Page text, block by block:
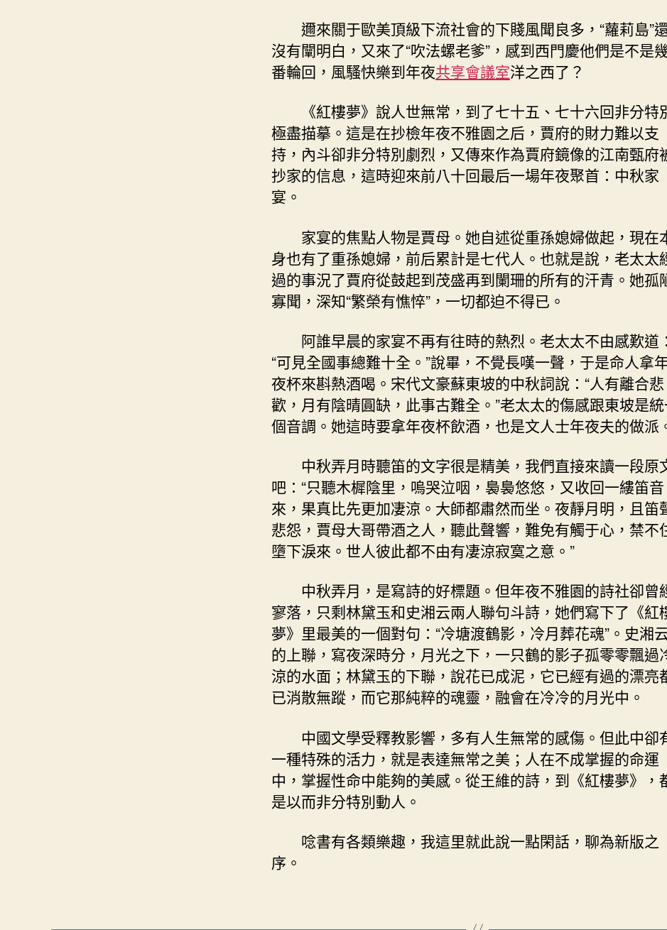
邇來關于歐美頂級下流社會的下賤風聞良多，“蘿莉島”
沒有闡明白，又來了“吹法螺老爹”，感到西門慶他們是不是
番輪回，風騷快樂到年夜共享會議室洋之西了？
《紅樓夢》說人世無常，到了七十五、七十六回非分特
極盡描摹。這是在抄檢年夜不雅園之后，賈府的財力難以支
持，內斗卻非分特別劇烈，又傳來作為賈府鏡像的江南甄府
抄家的信息，這時迎來前八十回最后一場年夜聚首：中秋家
宴。
家宴的焦點人物是賈母。她自述從重孫媳婦做起，現在
身也有了重孫媳婦，前后累計是七代人。也就是說，老太太
過的事況了賈府從鼓起到茂盛再到闌珊的所有的汗青。她孤
寡聞，深知“繁榮有憔悴”，一切都迫不得已。
阿誰早晨的家宴不再有往時的熱烈。老太太不由感歎道：
“可見全國事總難十全。”說畢，不覺長嘆一聲，于是命人拿
夜杯來斟熱酒喝。宋代文豪蘇東坡的中秋詞說：“人有離合悲
歡，月有陰晴圓缺，此事古難全。”老太太的傷感跟東坡是
個音調。她這時要拿年夜杯飲酒，也是文人士年夜夫的做派
中秋弄月時聽笛的文字很是精美，我們直接來讀一段原
吧：“只聽木樨陰里，嗚哭泣咽，裊裊悠悠，又收回一縷笛音
來，果真比先更加凄涼。大師都肅然而坐。夜靜月明，且笛
悲怨，賈母大哥帶酒之人，聽此聲響，難免有觸于心，禁不
墮下淚來。世人彼此都不由有凄涼寂寞之意。”
中秋弄月，是寫詩的好標題。但年夜不雅園的詩社卻曾
寥落，只剩林黛玉和史湘云兩人聯句斗詩，她們寫下了《紅
夢》里最美的一個對句：“冷塘渡鶴影，冷月葬花魂”。史湘
的上聯，寫夜深時分，月光之下，一只鶴的影子孤零零飄過
涼的水面；林黛玉的下聯，說花已成泥，它已經有過的漂亮
已消散無蹤，而它那純粹的魂靈，融會在冷冷的月光中。
中國文學受釋教影響，多有人生無常的感傷。但此中卻
一種特殊的活力，就是表達無常之美；人在不成掌握的命運
中，掌握性命中能夠的美感。從王維的詩，到《紅樓夢》，
是以而非分特別動人。
唸書有各類樂趣，我這里就此說一點閑話，聊為新版之
序。